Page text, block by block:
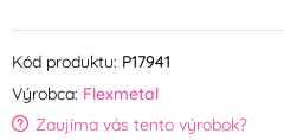
Kód produktu: P17941
Výrobca: Flexmetal
Zaujíma vás tento výrobok?